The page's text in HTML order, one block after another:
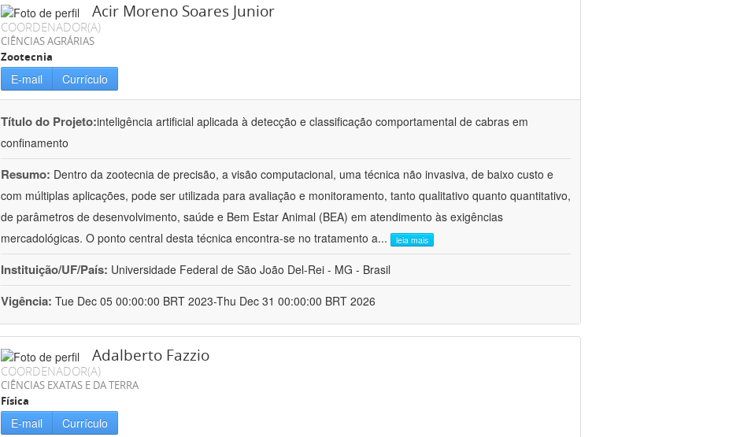
Acir Moreno Soares Junior
COORDENADOR(A)
CIÊNCIAS AGRÁRIAS
Zootecnia
E-mail Currículo
Título do Projeto:inteligência artificial aplicada à detecção e classificação comportamental de cabras em
confinamento
Resumo: Dentro da zootecnia de precisão, a visão computacional, uma técnica não invasiva, de baixo custo e
com múltiplas aplicações, pode ser utilizada para avaliação e monitoramento, tanto qualitativo quanto quantitativo,
de parâmetros de desenvolvimento, saúde e Bem Estar Animal (BEA) em atendimento às exigências
mercadológicas. O ponto central desta técnica encontra-se no tratamento a... leia mais
Instituição/UF/País: Universidade Federal de São João Del-Rei - MG - Brasil
Vigência: Tue Dec 05 00:00:00 BRT 2023-Thu Dec 31 00:00:00 BRT 2026
Adalberto Fazzio
COORDENADOR(A)
CIÊNCIAS EXATAS E DA TERRA
Física
E-mail Currículo